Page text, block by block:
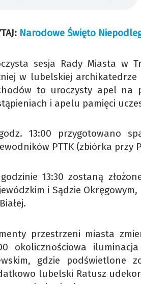
Narodowe Święto
sesja Rady Miasta w
w lubelskiej
to uroczysty apel na
i apelu pamięci
13:00 przygotowano
PTTK (zbiórka przy
13:30 zostaną
i Sądzie
przestrzeni miasta
okolicznościowa
gdzie podświetlone
lubelski Ratusz